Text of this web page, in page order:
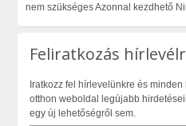
nem szükséges Azonnal kezdhető
Feliratkozás
Iratkozz fel hírlevelünkre és
otthon weboldal legújabb
egy új lehetőségről sem.